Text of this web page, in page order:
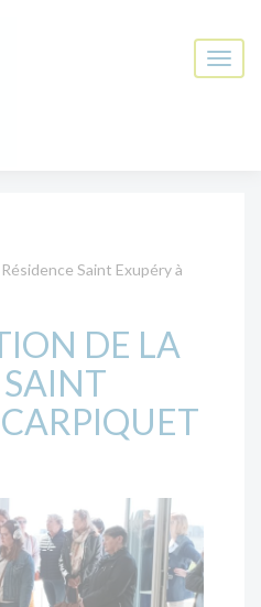
Saint Exupéry à
DE LA